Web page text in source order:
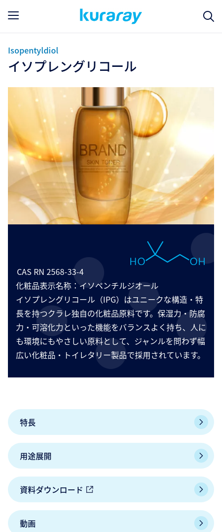
Isopentyldiol
イソプレングリコール
CAS RN 2568-33-4
化粧品表示名称：イソペンチルジオール
イソプレングリコール（IPG）はユニークな構造・特
長を持つクラレ独自の化粧品原料です。保湿力・防腐
力・可溶化力といった機能をバランスよく持ち、人に
も環境にもやさしい原料として、ジャンルを問わず幅
広い化粧品・トイレタリー製品で採用されています。
特長
用途展開
資料ダウンロード
動画